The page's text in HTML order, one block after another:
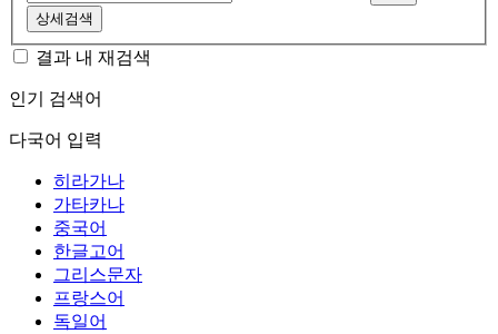
상세검색
결과 내 재검색
인기 검색어
다국어 입력
히라가나
가타카나
중국어
한글고어
그리스문자
프랑스어
독일어